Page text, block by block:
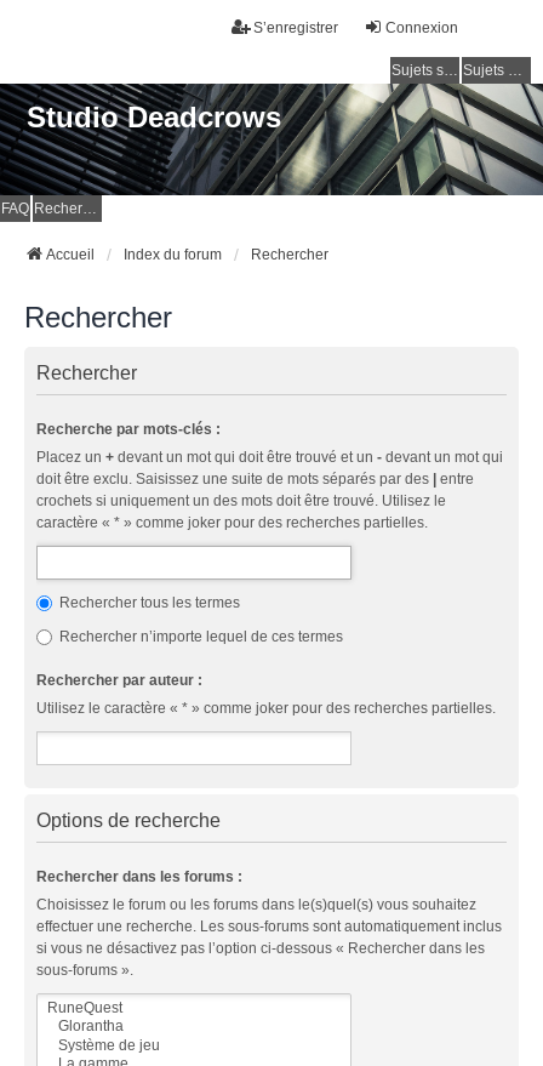
Connexion
S’enregistrer
Sujets sans réponse Sujets actifs
Studio Deadcrows
FAQ Rechercher
Accueil Index du forum Rechercher
Rechercher
Rechercher
Recherche par mots-clés :
Placez un + devant un mot qui doit être trouvé et un - devant un mot qui
doit être exclu. Saisissez une suite de mots séparés par des | entre
crochets si uniquement un des mots doit être trouvé. Utilisez le
caractère « * » comme joker pour des recherches partielles.
Rechercher tous les termes
Rechercher n’importe lequel de ces termes
Rechercher par auteur :
Utilisez le caractère « * » comme joker pour des recherches partielles.
Options de recherche
Rechercher dans les forums :
Choisissez le forum ou les forums dans le(s)quel(s) vous souhaitez
effectuer une recherche. Les sous-forums sont automatiquement inclus
si vous ne désactivez pas l’option ci-dessous « Rechercher dans les
sous-forums ».